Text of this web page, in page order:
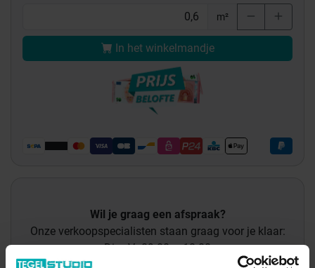
m²
In het winkelmandje
Wil je graag een afspraak?
Onze verkoopspecialisten staan graag voor je klaar:
Di – Vr 09.00 – 18.00